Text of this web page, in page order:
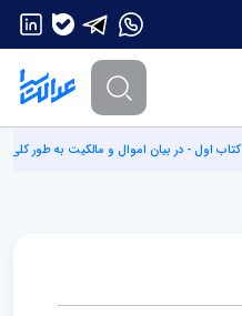
کتاب اول - در بیان اموال و مالکیت به طور کلی